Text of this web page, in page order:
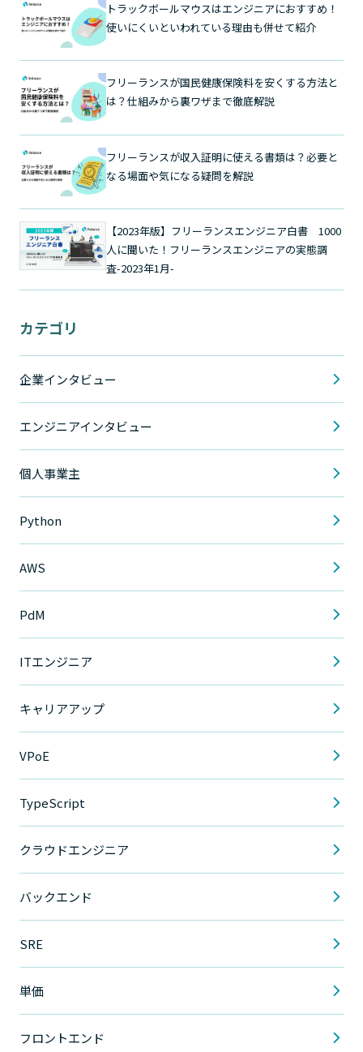
トラックボールマウスはエンジニアにおすすめ！
使いにくいといわれている理由も併せて紹介
フリーランスが国民健康保険料を安くする方法と
は？仕組みから裏ワザまで徹底解説
フリーランスが収入証明に使える書類は？必要と
なる場面や気になる疑問を解説
【2023年版】フリーランスエンジニア白書 1000
人に聞いた！フリーランスエンジニアの実態調
査-2023年1月-
カテゴリ
企業インタビュー
エンジニアインタビュー
個人事業主
Python
AWS
PdM
ITエンジニア
キャリアアップ
VPoE
TypeScript
クラウドエンジニア
バックエンド
SRE
単価
フロントエンド